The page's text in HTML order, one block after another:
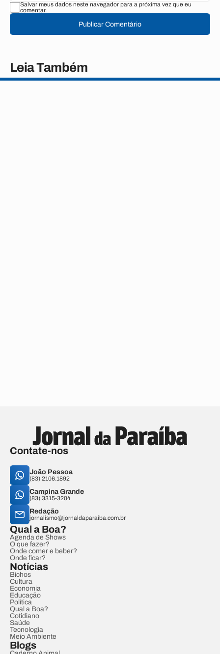
Salvar meus dados neste navegador para a próxima vez que eu
comentar.
Publicar Comentário
Leia Também
Contate-nos
João Pessoa
(83) 2106.1892
Campina Grande
(83) 3315-3204
Redação
jornalismo@jornaldaparaiba.com.br
Qual a Boa?
Agenda de Shows
O que fazer?
Onde comer e beber?
Onde ficar?
Notícias
Bichos
Cultura
Economia
Educação
Política
Qual a Boa?
Cotidiano
Saúde
Tecnologia
Meio Ambiente
Blogs